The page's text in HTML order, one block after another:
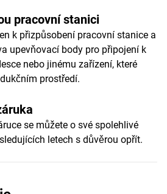
pracovní stanici
k přizpůsobení pracovní stanice a
upevňovací body pro připojení k
nebo jinému zařízení, které
prostředí.
se můžete o své spolehlivé
letech s důvěrou opřít.